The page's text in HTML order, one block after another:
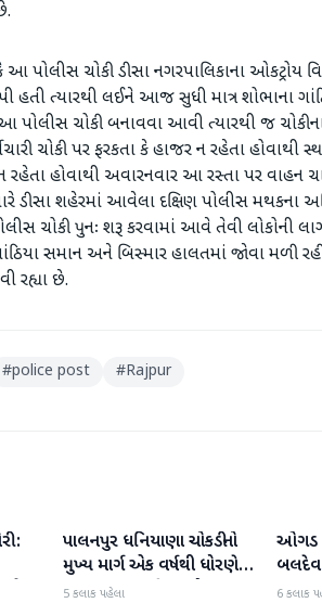
પોલીસ ચોકી ડીસા નગરપાલિકાના ઓકટ્રોય
હતી ત્યારથી લઈને આજ સુધી માત્ર શોભાના
ચોકી બનાવવા આવી ત્યારથી જ
ચોકી પર ફરકતા કે હાજર ન રહેતા હોવાથી
ન રહેતા હોવાથી અવારનવાર આ રસ્તા પર
ડીસા શહેરમાં આવેલા દક્ષિણ પોલીસ મથકના
ચોકી પુનઃ શરૂ કરવામાં આવે તેવી
સમાન અને બિસ્માર હાલતમાં જોવા મળી
રહ્યા છે.
#police post #Rajpur
બનાસકાંઠા
પાલનપુર ધનિયાણા ચોકડીનો
મુખ્ય માર્ગ એક વર્ષથી ધોરણે:
ગટરલાઇન પછી રસ્તો ન
5 કલાક પહેલા
ઓગડ
6 કલાક